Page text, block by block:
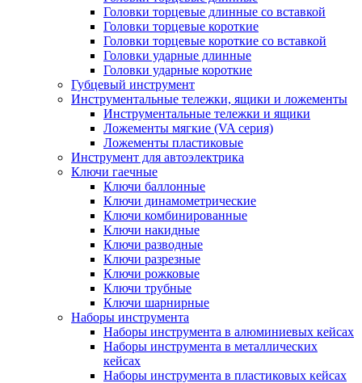
Головки торцевые длинные со вставкой
Головки торцевые короткие
Головки торцевые короткие со вставкой
Головки ударные длинные
Головки ударные короткие
Губцевый инструмент
Инструментальные тележки, ящики и ложементы
Инструментальные тележки и ящики
Ложементы мягкие (VA серия)
Ложементы пластиковые
Инструмент для автоэлектрика
Ключи гаечные
Ключи баллонные
Ключи динамометрические
Ключи комбинированные
Ключи накидные
Ключи разводные
Ключи разрезные
Ключи рожковые
Ключи трубные
Ключи шарнирные
Наборы инструмента
Наборы инструмента в алюминиевых кейсах
Наборы инструмента в металлических
кейсах
Наборы инструмента в пластиковых кейсах